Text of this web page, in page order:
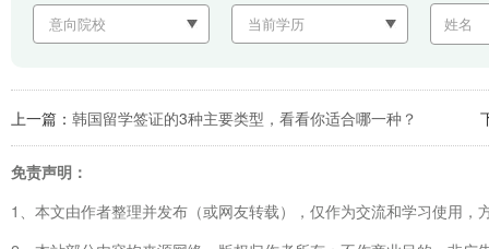
上一篇： 韩国留学签证的3种主要类型，看看你适合哪一种？
免责声明：
1、本文由作者整理并发布（或网友转载），仅作为交流和学习使用